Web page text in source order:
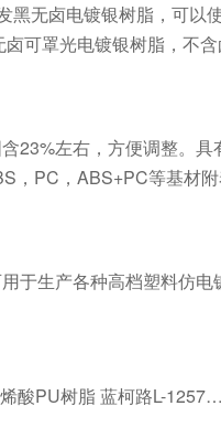
无卤电镀银树脂，可以
卤可罩光电镀银树脂，不
左右，方便调整。具
，PC，ABS+PC等基材附
生产各种高档塑料仿电
蓝柯路L-1257PU树脂的应用介绍